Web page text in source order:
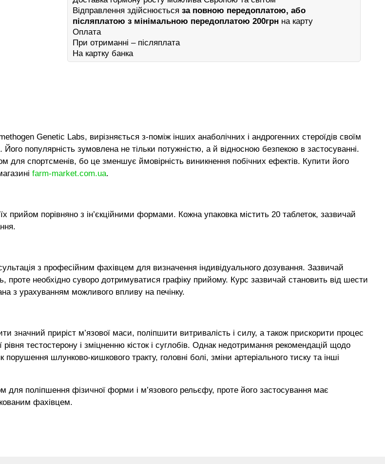
Відправлення здійснюється за повною передоплатою, або
післяплатою з мінімальною передоплатою 200грн на карту
Оплата
При отриманні – післяплата
На картку банка
Genetic Labs, вирізняється з-поміж інших анаболічних і андрогенних стероїдів своїм
популярність зумовлена не тільки потужністю, а й відносною безпекою в застосуванні.
для спортсменів, бо це зменшує ймовірність виникнення побічних ефектів. Купити його
farm-market.com.ua.
порівняно з ін’єкційними формами. Кожна упаковка містить 20 таблеток, зазвичай
з професійним фахівцем для визначення індивідуального дозування. Зазвичай
необхідно суворо дотримуватися графіку прийому. Курс зазвичай становить від шести
з урахуванням можливого впливу на печінку.
значний приріст м’язової маси, поліпшити витривалість і силу, а також прискорити процес
тестостерону і зміцненню кісток і суглобів. Однак недотримання рекомендацій щодо
шлунково-кишкового тракту, головні болі, зміни артеріального тиску та інші
поліпшення фізичної форми і м’язового рельєфу, проте його застосування має
фахівцем.